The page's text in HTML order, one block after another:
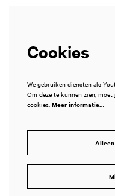
Cookies
We gebruiken diensten als
Om deze te kunnen zien,
cookies. Meer informatie…